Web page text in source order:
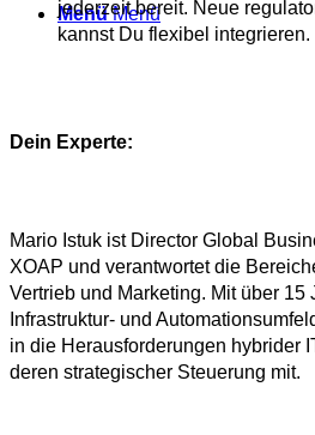
Menü Menü
jederzeit bereit. Neue
kannst Du flexibel integrieren.
Dein Experte:
Mario Istuk ist Director Global
XOAP und verantwortet die
Vertrieb und Marketing. Mit über 15
Infrastruktur- und
in die Herausforderungen hybrider
deren strategischer Steuerung mit.